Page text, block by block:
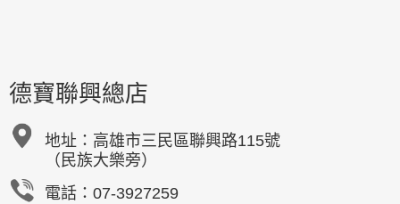
德寶聯興總店
地址： 高雄市三民區聯興路115號
（民族大樂旁）
電話：07-3927259